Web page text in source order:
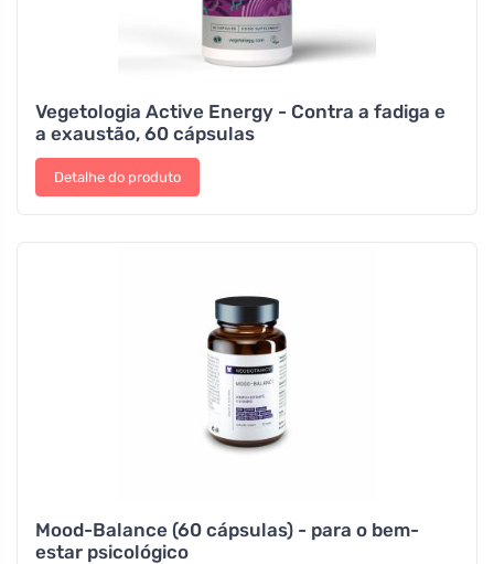
Vegetologia Active Energy - Contra a fadiga e
a exaustão, 60 cápsulas
Detalhe do produto
Mood-Balance (60 cápsulas) - para o bem-
estar psicológico